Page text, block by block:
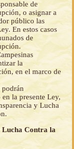
de
o asignar a
público las
En estos casos
de
la
en el marco de
podrán
la presente Ley,
y Lucha
Lucha Contra la